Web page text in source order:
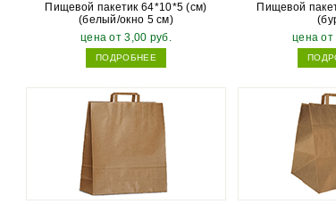
Пищевой пакетик 64*10*5 (см)
(белый/окно 5 см)
цена от 3,00 руб.
ПОДРОБНЕЕ
Пищевой
цена от